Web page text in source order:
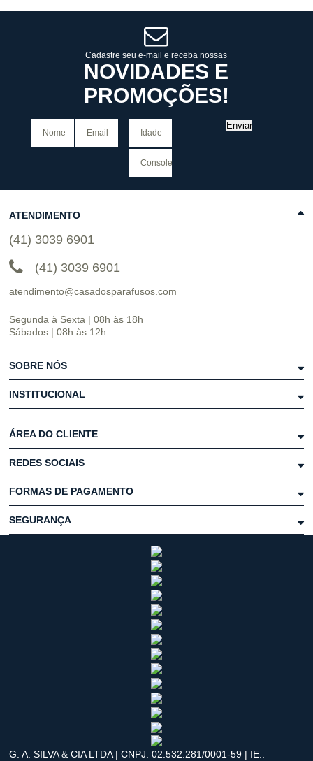
Cadastre seu e-mail e receba nossas
NOVIDADES E
PROMOÇÕES!
Enviar
ATENDIMENTO
(41) 3039 6901
(41) 3039 6901
atendimento@casadosparafusos.com
Segunda à Sexta | 08h às 18h
Sábados | 08h às 12h
SOBRE NÓS
INSTITUCIONAL
ÁREA DO CLIENTE
REDES SOCIAIS
FORMAS DE PAGAMENTO
SEGURANÇA
G. A. SILVA & CIA LTDA | CNPJ: 02.532.281/0001-59 | IE.: